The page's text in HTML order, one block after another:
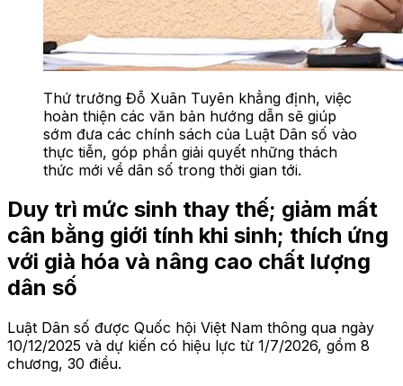
Thứ trưởng Đỗ Xuân Tuyên khẳng định, việc
hoàn thiện các văn bản hướng dẫn sẽ giúp
sớm đưa các chính sách của Luật Dân số vào
thực tiễn, góp phần giải quyết những thách
thức mới về dân số trong thời gian tới.
Duy trì mức sinh thay thế; giảm mất
cân bằng giới tính khi sinh; thích ứng
với già hóa và nâng cao chất lượng
dân số
Luật Dân số được Quốc hội Việt Nam thông qua ngày
10/12/2025 và dự kiến có hiệu lực từ 1/7/2026, gồm 8
chương, 30 điều.